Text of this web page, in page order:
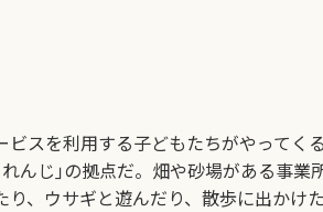
スを利用する子どもたちがやってく
んじ｣の拠点だ。畑や砂場がある事業
、ウサギと遊んだり、散歩に出かけた